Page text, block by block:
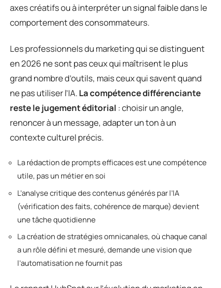
axes créatifs ou à interpréter un signal faible dans le
comportement des consommateurs.
Les professionnels du marketing qui se distinguent
en 2026 ne sont pas ceux qui maîtrisent le plus
grand nombre d’outils, mais ceux qui savent quand
ne pas utiliser l’IA. La compétence différenciante
reste le jugement éditorial : choisir un angle,
renoncer à un message, adapter un ton à un
contexte culturel précis.
La rédaction de prompts efficaces est une compétence
utile, pas un métier en soi
L’analyse critique des contenus générés par l’IA
(vérification des faits, cohérence de marque) devient
une tâche quotidienne
La création de stratégies omnicanales, où chaque canal
a un rôle défini et mesuré, demande une vision que
l’automatisation ne fournit pas